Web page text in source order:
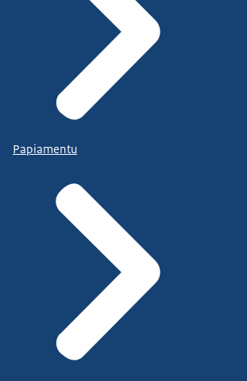
Papiamentu